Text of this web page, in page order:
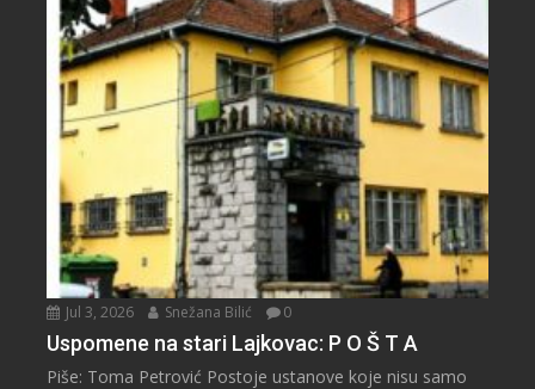
Jul 3, 2026 Snežana Bilić 0
Uspomene na stari Lajkovac: P O Š T A
Piše: Toma Petrović Postoje ustanove koje nisu samo